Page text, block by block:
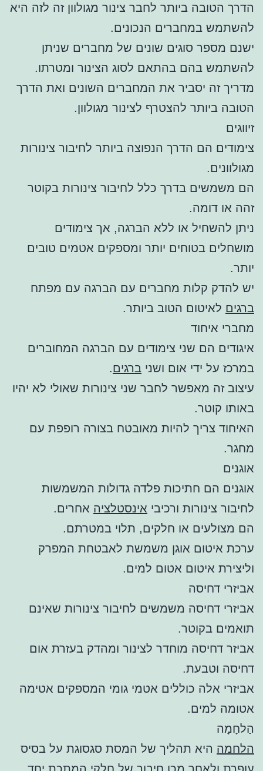
הדרך הטובה ביותר לחבר צינור מגולוון זה לזה היא
להשתמש במחברים הנכונים.
ישנם מספר סוגים שונים של מחברים שניתן
להשתמש בהם בהתאם לסוג הצינור ומטרתו.
מדריך זה יסביר את המחברים השונים ואת הדרך
הטובה ביותר להצטרף לצינור מגולוון.
זיווגים
צימודים הם הדרך הנפוצה ביותר לחיבור צינורות
מגולוונים.
הם משמשים בדרך כלל לחיבור צינורות בקוטר
זהה או דומה.
ניתן להשחיל או ללא הברגה, אך צימודים
מושחלים בטוחים יותר ומספקים אטמים טובים
יותר.
יש להדק קלות מחברים עם הברגה עם מפתח
ברגים לאיטום הטוב ביותר.
מחברי איחוד
איגודים הם שני צימודים עם הברגה המחוברים
במרכז על ידי אום ושני ברגים.
עיצוב זה מאפשר לחבר שני צינורות שאולי לא יהיו
באותו קוטר.
האיחוד צריך להיות מאובטח בצורה רופפת עם
מחגר.
אוגנים
אוגנים הם חתיכות פלדה גדולות המשמשות
לחיבור צינורות ורכיבי אינסטלציה אחרים.
הם מצולעים או חלקים, תלוי במטרתם.
ערכת איטום אוגן משמשת לאבטחת המפרק
וליצירת איטום אטום למים.
אביזרי דחיסה
אביזרי דחיסה משמשים לחיבור צינורות שאינם
תואמים בקוטר.
אביזר דחיסה מוחדר לצינור ומהדק בעזרת אום
דחיסה וטבעת.
אביזרי אלה כוללים אטמי גומי המספקים אטימה
אטומה למים.
הַלחָמָה
הלחמה היא תהליך של המסת סגסוגת על בסיס
עופרת ולאחר מכן חיבור של חלקי המתכת יחד.